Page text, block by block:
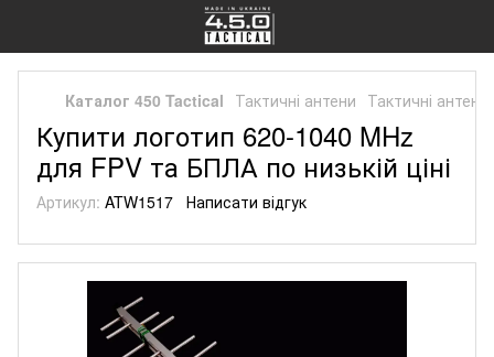
Каталог 450 Tactical Тактичні антени Тактичні антени
Купити логотип 620-1040 MHz
для FPV та БПЛА по низькій ціні
Артикул: ATW1517 Написати відгук